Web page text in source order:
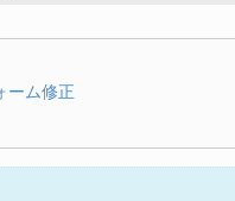
ーム修正